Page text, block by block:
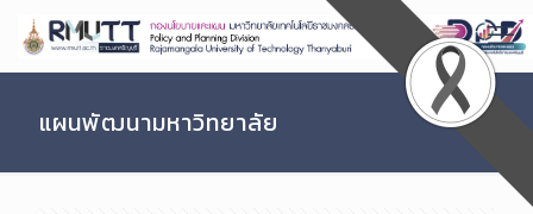
Content
แผนพัฒนามหาวิทยาลัย